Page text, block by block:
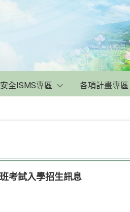
全ISMS專區 各項計畫專區
考試入學招生訊息